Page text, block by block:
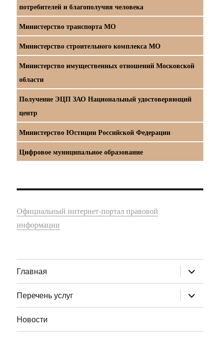
потребителей и благополучия человека
Министерство транспорта МО
Министерство строительного комплекса МО
Министерство имущественных отношений Московской
области
Получение ЭЦП ЗАО Национальный удостоверяющий
центр
Министерство Юстиции Российской Федерации
Цифровое муниципальное образование
Официальный интернет-портал правовой
информации
Главная раскрыть
дочернее
меню
Перечень услуг
раскрыть
дочернее
меню
Новости